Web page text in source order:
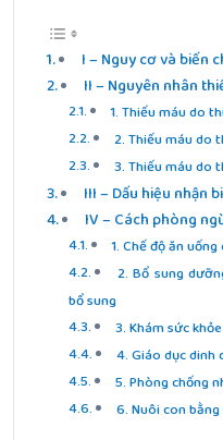
I – Nguy cơ và biến
II – Nguyên nhân
1. Thiếu máu do
2. Thiếu máu do
3. Thiếu máu do
III – Dấu hiệu nhận
IV – Cách phòng
1. Chế độ ăn
2. Bổ sung
bổ sung
3. Khám sức
4. Giáo dục dinh
5. Phòng chống
6. Nuôi con